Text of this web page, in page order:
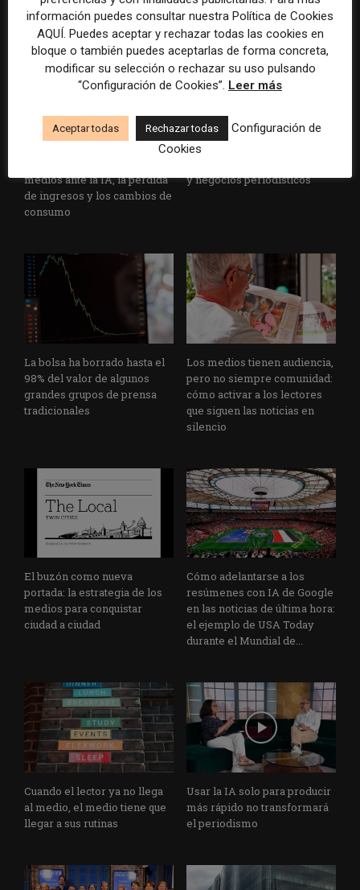
ARTÍCULOS RELACIONADOS
medios ante la IA, la pérdida
de ingresos y los cambios de
consumo
Veinte ejemplos de uso de la
y negocios periodísticos
La bolsa ha borrado hasta el
98% del valor de algunos
grandes grupos de prensa
tradicionales
Los medios tienen audiencia,
pero no siempre comunidad:
cómo activar a los lectores
que siguen las noticias en
silencio
El buzón como nueva
portada: la estrategia de los
medios para conquistar
ciudad a ciudad
Cómo adelantarse a los
resúmenes con IA de Google
en las noticias de última hora:
el ejemplo de USA Today
durante el Mundial de...
Cuando el lector ya no llega
al medio, el medio tiene que
llegar a sus rutinas
Usar la IA solo para producir
más rápido no transformará
el periodismo
información puedes consultar nuestra Política de Cookies
AQUÍ. Puedes aceptar y rechazar todas las cookies en
bloque o también puedes aceptarlas de forma concreta,
modificar su selección o rechazar su uso pulsando
“Configuración de Cookies”. Leer más
Aceptar todas Rechazar todas
Configuración de
Cookies